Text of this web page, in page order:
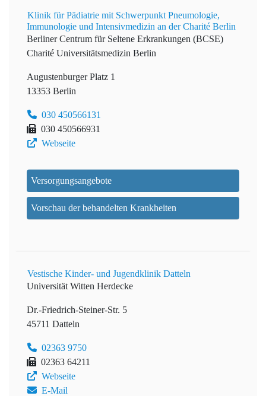
Klinik für Pädiatrie mit Schwerpunkt Pneumologie,
Immunologie und Intensivmedizin an der Charité Berlin
Berliner Centrum für Seltene Erkrankungen (BCSE)
Charité Universitätsmedizin Berlin
Augustenburger Platz 1
13353 Berlin
030 450566131
030 450566931
Webseite
Versorgungsangebote
Vorschau der behandelten Krankheiten
Vestische Kinder- und Jugendklinik Datteln
Universität Witten Herdecke
Dr.-Friedrich-Steiner-Str. 5
45711 Datteln
02363 9750
02363 64211
Webseite
E-Mail